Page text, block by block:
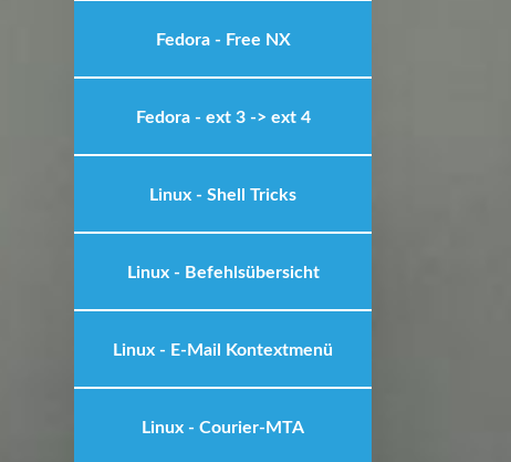
Fedora - Free NX
Fedora - ext 3 -> ext 4
Linux - Shell Tricks
Linux - Befehlsübersicht
Linux - E-Mail Kontextmenü
Linux - Courier-MTA